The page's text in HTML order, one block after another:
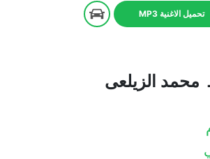
تحميل الاغنية MP3
محمد الزيلعى